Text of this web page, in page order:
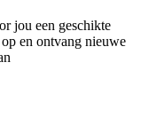
jou een geschikte
en ontvang nieuwe